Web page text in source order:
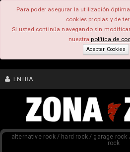
Para poder asegurar la utilización
cookies propias y de
Si usted continúa navegando sin
nuestrapolítica de
Aceptar Cookies
ENTRA
CONTENIDO
alternative rock / hard rock / garage rock
rock